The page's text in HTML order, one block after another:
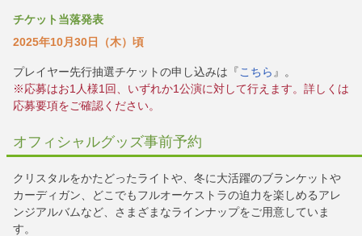
チケット当落発表
2025年10月30日（木）頃
プレイヤー先行抽選チケットの申し込みは『こちら 』。
※応募はお1人様1回、いずれか1公演に対して行えます。詳しくは
応募要項をご確認ください。
オフィシャルグッズ事前予約
クリスタルをかたどったライトや、冬に大活躍のブランケットや
カーディガン、どこでもフルオーケストラの迫力を楽しめるアレ
ンジアルバムなど、さまざまなラインナップをご用意していま
す。